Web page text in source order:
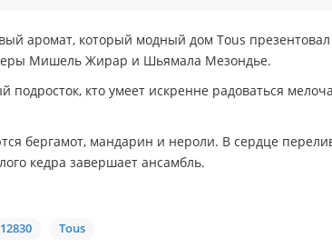
аромат, который модный дом Tous
Мишель Жирар и Шьямала Мезондье.
подросток, кто умеет искренне радоваться
бергамот, мандарин и нероли. В сердце
кедра завершает ансамбль.
Tous